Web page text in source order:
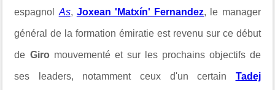
espagnol As, Joxean 'Matxín' Fernandez, le manager
général de la formation émiratie est revenu sur ce début
de Giro mouvementé et sur les prochains objectifs de
ses leaders, notamment ceux d'un certain Tadej